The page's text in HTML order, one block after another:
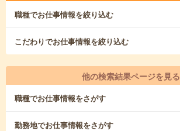
職種でお仕事情報を絞り込む
こだわりでお仕事情報を絞り込む
他の検索結果ページを見る
職種でお仕事情報をさがす
勤務地でお仕事情報をさがす